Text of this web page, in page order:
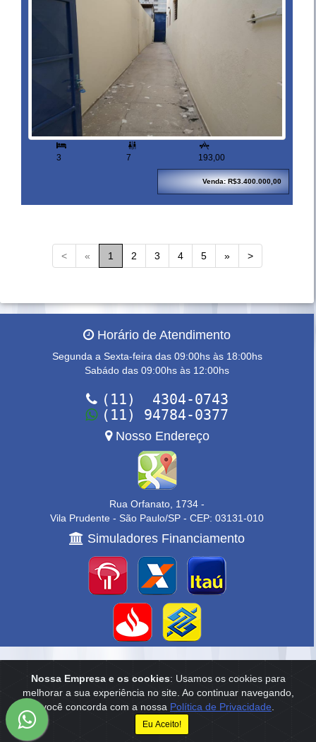
Nossa Empresa e os cookies: Usamos os cookies para
melhorar a sua experiência no site. Ao continuar navegando,
você concorda com a nossa Política de Privacidade
Eu Aceito!
3

7

193,00
Venda: R$3.400.000,00
< « 1 2 3 4 5 » >
Horário de Atendimento
Segunda a Sexta-feira das 09:00hs às 18:00hs
Sabádo das 09:00hs às 12:00hs
(11) 4304-0743
(11) 94784-0377
Nosso Endereço
Rua Orfanato, 1734 -
Vila Prudente - São Paulo/SP - CEP: 03131-010
Simuladores Financiamento
Reservamo-nos o direito de qualquer erro de digitação, assim como o
direito de alterar, a qualquer momento, sem prévio aviso, os preços e
informações anunciados.